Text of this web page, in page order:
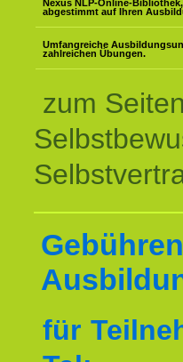
Nexus NLP-Online-
abgestimmt auf Ihren
Umfangreiche
zahlreichen Übungen.
zum
für